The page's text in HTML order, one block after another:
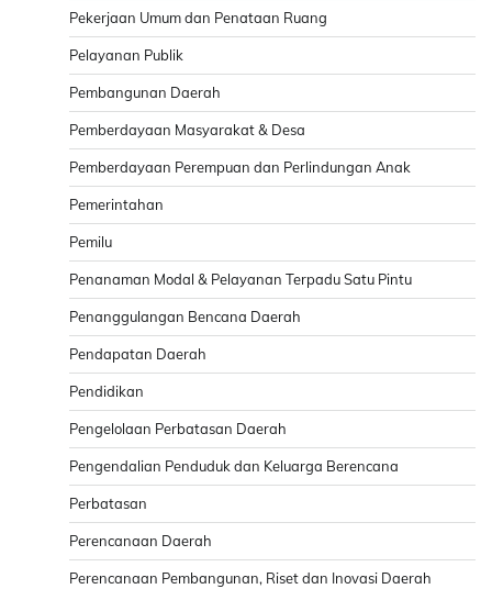
Pekerjaan Umum dan Penataan Ruang
Pelayanan Publik
Pembangunan Daerah
Pemberdayaan Masyarakat & Desa
Pemberdayaan Perempuan dan Perlindungan Anak
Pemerintahan
Pemilu
Penanaman Modal & Pelayanan Terpadu Satu Pintu
Penanggulangan Bencana Daerah
Pendapatan Daerah
Pendidikan
Pengelolaan Perbatasan Daerah
Pengendalian Penduduk dan Keluarga Berencana
Perbatasan
Perencanaan Daerah
Perencanaan Pembangunan, Riset dan Inovasi Daerah